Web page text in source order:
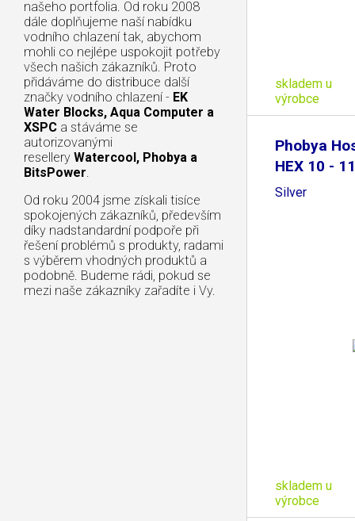
našeho portfolia. Od roku 2008
dále doplňujeme naší nabídku
vodního chlazení tak, abychom
mohli co nejlépe uspokojit potřeby
všech našich zákazníků. Proto
přidáváme do distribuce další
značky vodního chlazení - EK
Water Blocks, Aqua Computer a
XSPC a stáváme se
autorizovanými
resellery Watercool, Phobya a
BitsPower.
Od roku 2004 jsme získali tisíce
spokojených zákazníků, především
díky nadstandardní podpoře při
řešení problémů s produkty, radami
s výběrem vhodných produktů a
podobně. Budeme rádi, pokud se
mezi naše zákazníky zařadíte i Vy.
skladem u
výrobce
Phobya
HEX 10 -
Silver
skladem u
výrobce